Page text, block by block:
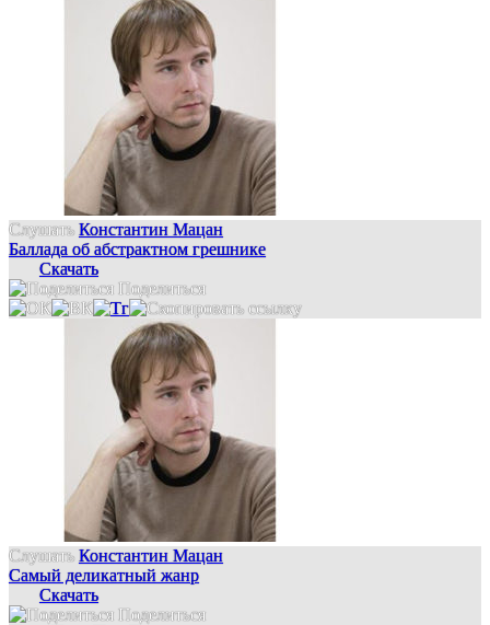
Слушать Константин Мацан
Баллада об абстрактном грешнике
Скачать
Поделиться
Слушать Константин Мацан
Самый деликатный жанр
Скачать
Поделиться